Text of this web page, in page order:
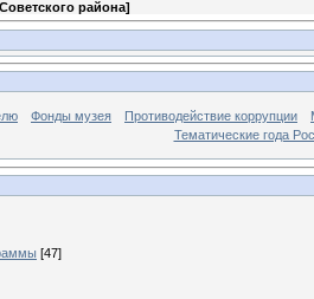
района]
Фонды музея Противодействие коррупции
Тематические года
[47]